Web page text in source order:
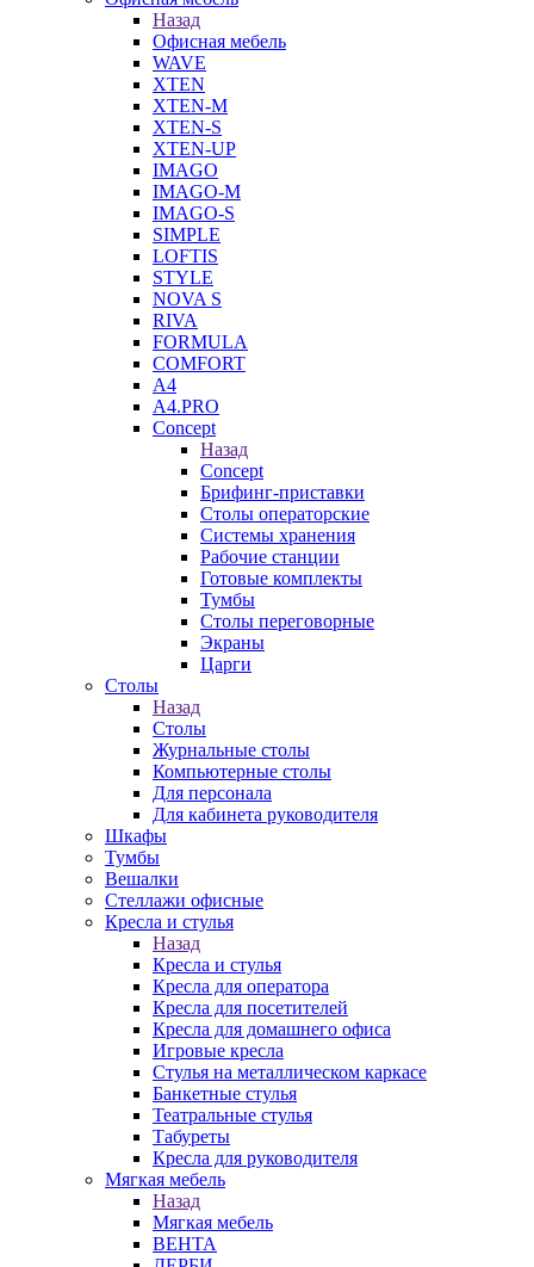
Назад
Офисная мебель
WAVE
XTEN
XTEN-M
XTEN-S
XTEN-UP
IMAGO
IMAGO-M
IMAGO-S
SIMPLE
LOFTIS
STYLE
NOVA S
RIVA
FORMULA
COMFORT
A4
A4.PRO
Concept
Назад
Concept
Брифинг-приставки
Столы операторские
Системы хранения
Рабочие станции
Готовые комплекты
Тумбы
Столы переговорные
Экраны
Царги
Столы
Назад
Столы
Журнальные столы
Компьютерные столы
Для персонала
Для кабинета руководителя
Шкафы
Тумбы
Вешалки
Стеллажи офисные
Кресла и стулья
Назад
Кресла и стулья
Кресла для оператора
Кресла для посетителей
Кресла для домашнего офиса
Игровые кресла
Стулья на металлическом каркасе
Банкетные стулья
Театральные стулья
Табуреты
Кресла для руководителя
Мягкая мебель
Назад
Мягкая мебель
ВЕНТА